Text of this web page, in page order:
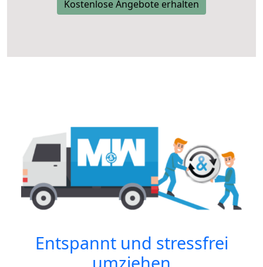
Kostenlose Angebote erhalten
Entspannt und stressfrei